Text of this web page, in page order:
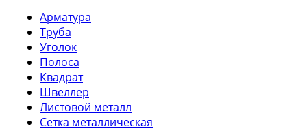
Арматура
Труба
Уголок
Полоса
Квадрат
Швеллер
Листовой металл
Сетка металлическая